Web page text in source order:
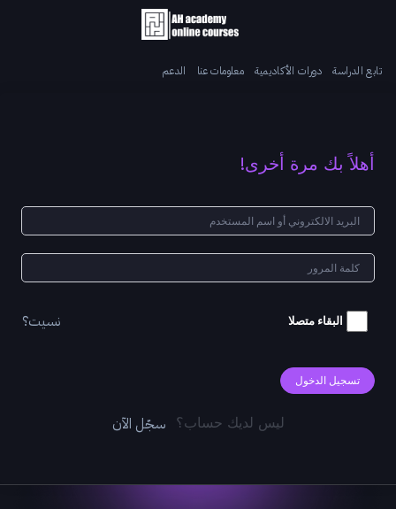
تابع الدراسة دورات الأكاديمية معلومات عنا الدعم
أهلاً بك مرة أخرى!
البقاء متصلا نسيت؟
تسجيل الدخول
ليس لديك حساب؟ سجّل الآن